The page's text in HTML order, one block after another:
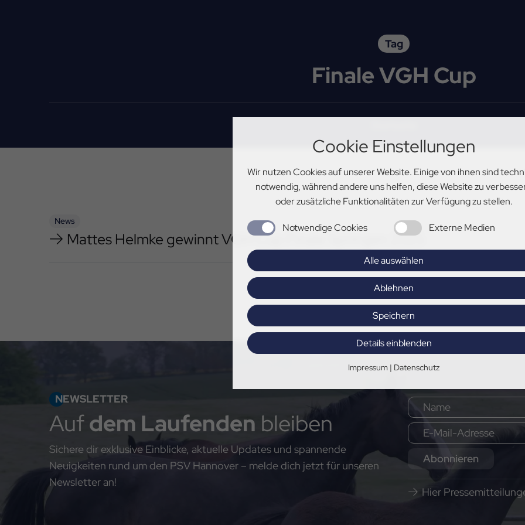
Cookie Einstellungen
Wir nutzen Cookies auf unserer Website. Einige von ihnen sind
notwendig, während andere uns helfen, diese Website zu
oder zusätzliche Funktionalitäten zur Verfügung zu stellen.
Notwendige Cookies Externe Medien
Alle auswählen
Ablehnen
Speichern
Details einblenden
Impressum | Datenschutz
Tag
Finale VGH Cup
News
Mattes Helmke gewinnt VGH Cup Finale Springen 2025
NEWSLETTER
Aufdem Laufenden bleiben
Sichere dir exklusive Einblicke, aktuelle Updates und spannende
Neuigkeiten rund um den PSV Hannover – melde dich jetzt für unseren
Newsletter an!
Abonnieren
Hier